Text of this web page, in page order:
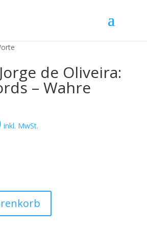
de Oliveira:
– Wahre
inkl. MwSt.